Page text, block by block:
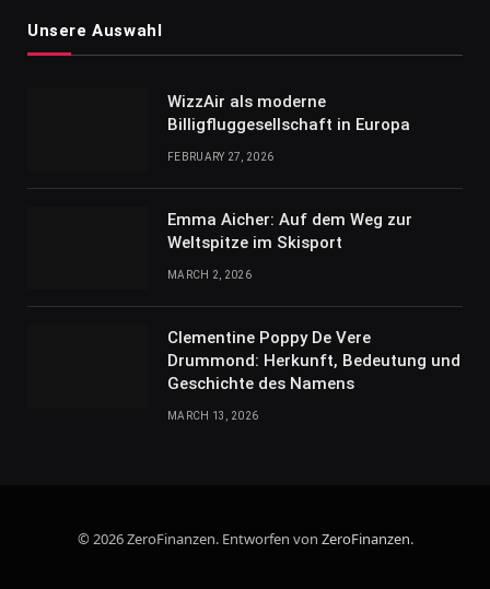
Unsere Auswahl
WizzAir als moderne
Billigfluggesellschaft in Europa
FEBRUARY 27, 2026
Emma Aicher: Auf dem Weg zur
Weltspitze im Skisport
MARCH 2, 2026
Clementine Poppy De Vere
Drummond: Herkunft, Bedeutung und
Geschichte des Namens
MARCH 13, 2026
© 2026 ZeroFinanzen. Entworfen von ZeroFinanzen.